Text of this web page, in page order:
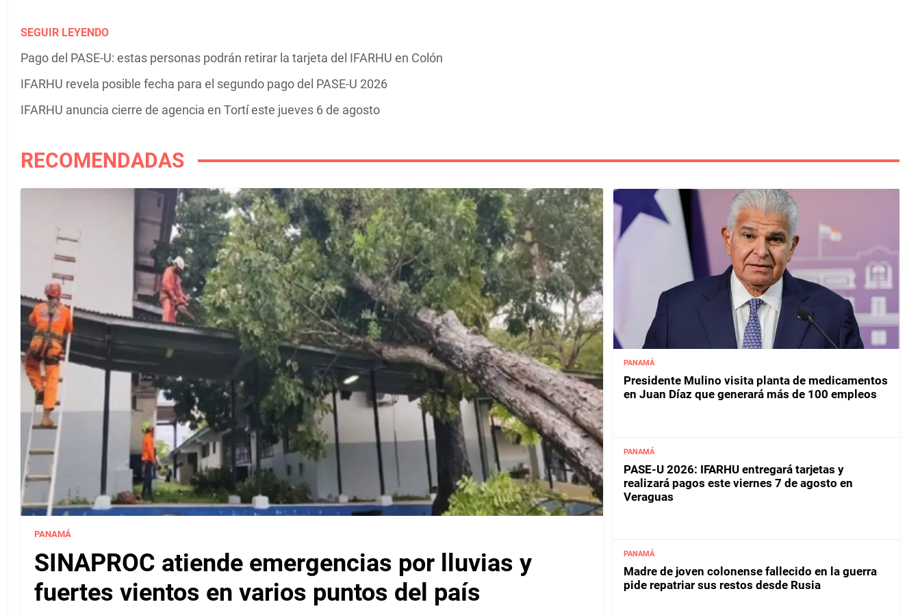
SEGUIR LEYENDO
Pago del PASE-U: estas personas podrán retirar la tarjeta del IFARHU en Colón
IFARHU revela posible fecha para el segundo pago del PASE-U 2026
IFARHU anuncia cierre de agencia en Tortí este jueves 6 de agosto
RECOMENDADAS
PANAMÁ
SINAPROC atiende emergencias por lluvias y
fuertes vientos en varios puntos del país
PANAMÁ
Presidente Mulino visita planta de medicamentos
en Juan Díaz que generará más de 100 empleos
PANAMÁ
PASE-U 2026: IFARHU entregará tarjetas y
realizará pagos este viernes 7 de agosto en
Veraguas
PANAMÁ
Madre de joven colonense fallecido en la guerra
pide repatriar sus restos desde Rusia